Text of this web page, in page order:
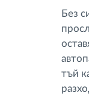
Без
тъй